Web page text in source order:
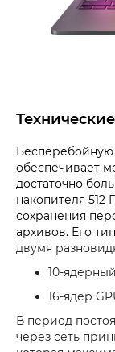
Бесперебойную
обеспечивает
достаточно
накопителя 512
сохранения
архивов. Его
двумя
10-
16-ядер
В период
через сеть